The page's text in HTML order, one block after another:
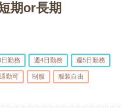
期or長期
勤務 週4日勤務 週5日勤務
勤可 制服 服装自由